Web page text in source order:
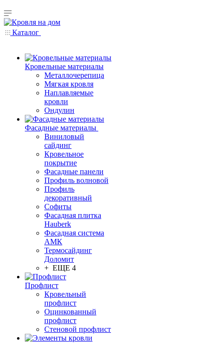
Каталог
Кровельные материалы
Металлочерепица
Мягкая кровля
Наплавляемые
кровли
Ондулин
Фасадные материалы
Виниловый
сайдинг
Кровельное
покрытие
Фасадные панели
Профиль волновой
Профиль
декоративный
Софиты
Фасадная плитка
Hauberk
Фасадная система
АМК
Термосайдинг
Доломит
+ ЕЩЕ 4
Профлист
Кровельный
профлист
Оцинкованный
профлист
Стеновой профлист